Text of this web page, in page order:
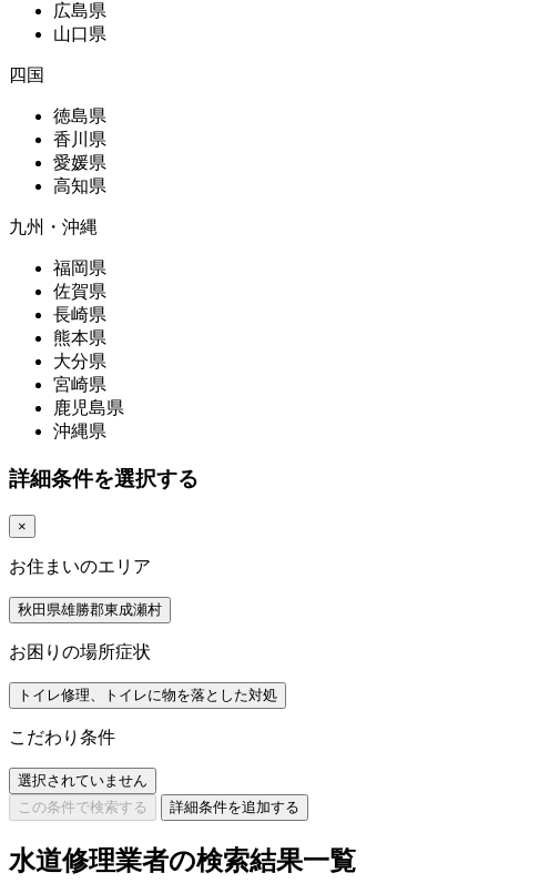
広島県
山口県
四国
徳島県
香川県
愛媛県
高知県
九州・沖縄
福岡県
佐賀県
長崎県
熊本県
大分県
宮崎県
鹿児島県
沖縄県
詳細条件を選択する
×
お住まいのエリア
秋田県雄勝郡東成瀬村
お困りの場所症状
トイレ修理、トイレに物を落とした対処
こだわり条件
選択されていません
この条件で検索する
詳細条件を追加する
水道修理業者の検索結果一覧